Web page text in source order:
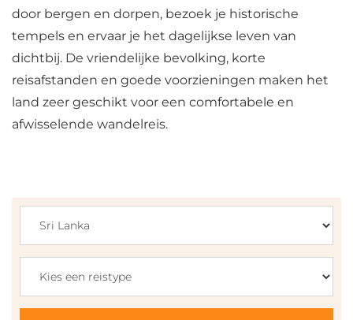
door bergen en dorpen, bezoek je historische
tempels en ervaar je het dagelijkse leven van
dichtbij. De vriendelijke bevolking, korte
reisafstanden en goede voorzieningen maken het
land zeer geschikt voor een comfortabele en
afwisselende wandelreis.